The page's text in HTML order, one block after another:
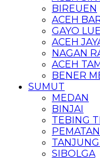
BIREUEN
ACEH
GAYO
ACEH
NAGAN
ACEH
BENER
SUMUT
MEDAN
BINJAI
TEBING
SIBOLGA